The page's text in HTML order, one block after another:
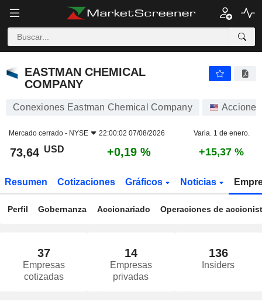
EASTMAN CHEMICAL
COMPANY
Conexiones Eastman Chemical Company Acciones
Mercado cerrado - NYSE 22:00:02 07/08/2026 Varia. 1 de enero.
73,64 USD +0,19 % +15,37 %
Resumen Cotizaciones Gráficos Noticias
Perfil Gobernanza Accionariado Operaciones de
37
Empresas
cotizadas
14
Empresas
privadas
136
Insiders